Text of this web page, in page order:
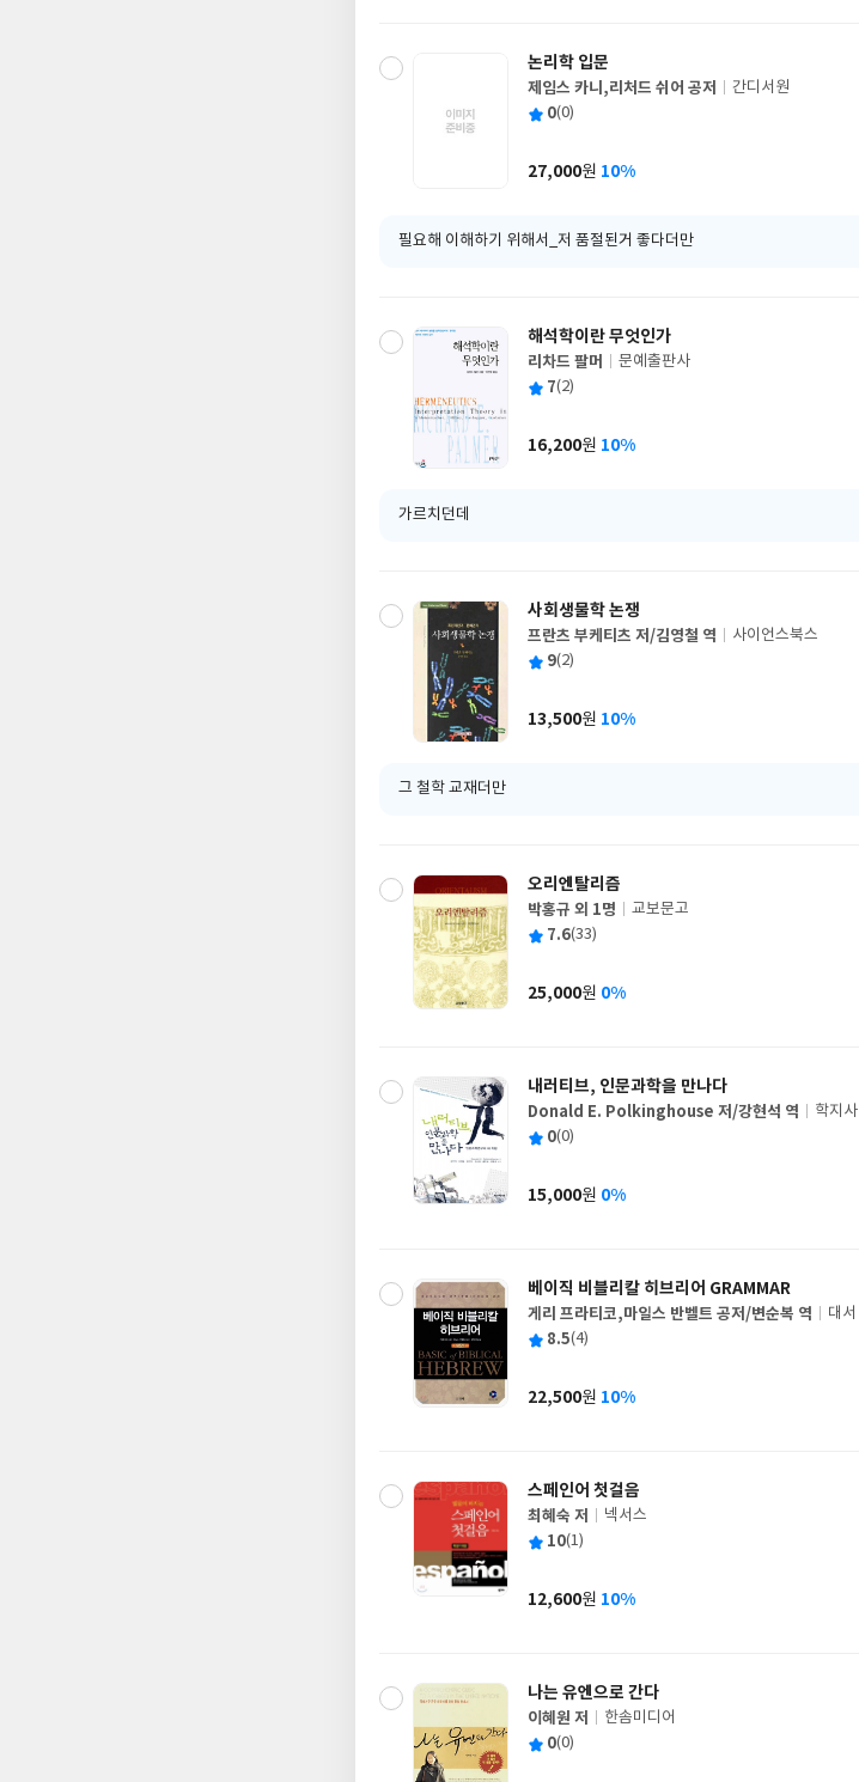
논리학 입문
글
쓴
제임스 카니,리처드 쉬어 공저
출
사
간디서원
평 0(0)
가
27,000원 10%
필요해 이해하기 위해서_저 품절된거 좋다더만
해석학이란 무엇인가
글
쓴
리차드 팔머
출
사
문예출판사
평 7(2)
가
16,200원 10%
가르치던데
사회생물학 논쟁
글
쓴
프란츠 부케티츠 저/김영철 역
출
사
사이언스북스
평 9(2)
가
13,500원 10%
그 철학 교재더만
오리엔탈리즘
글
쓴
박홍규 외 1명
출
사
교보문고
평 7.6(33)
가
25,000원 0%
내러티브, 인문과학을 만나다
글
쓴
Donald E. Polkinghouse 저/강현석 역
출
사
학지사
평 0(0)
가
15,000원 0%
베이직 비블리칼 히브리어 GRAMMAR
글
쓴
게리 프라티코,마일스 반벨트 공저/변순복 역
출
사
대서
평 8.5(4)
가
22,500원 10%
스페인어 첫걸음
글
쓴
최혜숙 저
출
사
넥서스
평 10(1)
가
12,600원 10%
나는 유엔으로 간다
글
쓴
이혜원 저
출
한솜미디어
평 0(0)